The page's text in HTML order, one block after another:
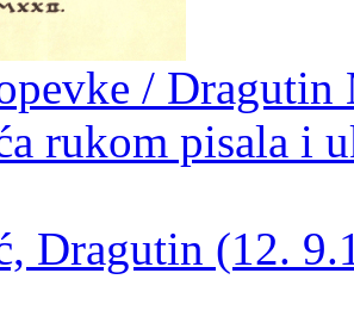
/ Dragutin
rukom pisala i
Dragutin (12.